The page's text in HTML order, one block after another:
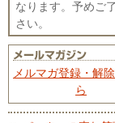
なります。予めご
さい。
メルマガ登録・解
ら